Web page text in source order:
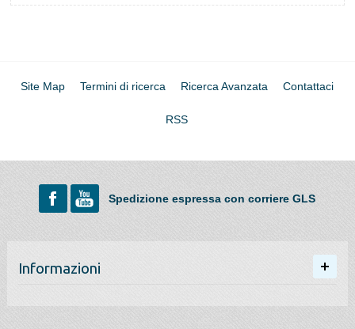
Site Map Termini di ricerca Ricerca Avanzata Contattaci
RSS
Spedizione espressa con corriere GLS
Informazioni